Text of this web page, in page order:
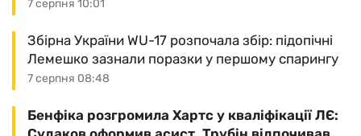
7 серпня 10:01
7 серпня 08:48
Збірна України WU-17 розпочала збір: підопічні
Лемешко зазнали поразки у першому спарингу
Бенфіка розгромила Хартс у кваліфікації ЛЄ: